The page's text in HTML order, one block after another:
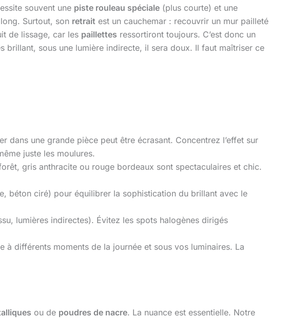
souvent une piste rouleau spéciale (plus courte) et une
Surtout, son retrait est un cauchemar : recouvrir un mur pailleté
de lissage, car les paillettes ressortiront toujours. C’est donc un
brillant, sous une lumière indirecte, il sera doux. Il faut maîtriser ce
dans une grande pièce peut être écrasant. Concentrez l’effet sur
juste les moulures.
gris anthracite ou rouge bordeaux sont spectaculaires et chic.
béton ciré) pour équilibrer la sophistication du brillant avec le
lumières indirectes). Évitez les spots halogènes dirigés
à différents moments de la journée et sous vos luminaires. La
ou de poudres de nacre. La nuance est essentielle. Notre